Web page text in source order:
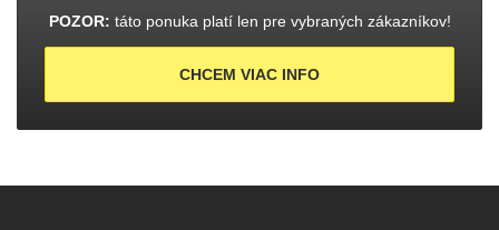
POZOR: táto ponuka platí len pre vybraných zákazníkov!
CHCEM VIAC INFO